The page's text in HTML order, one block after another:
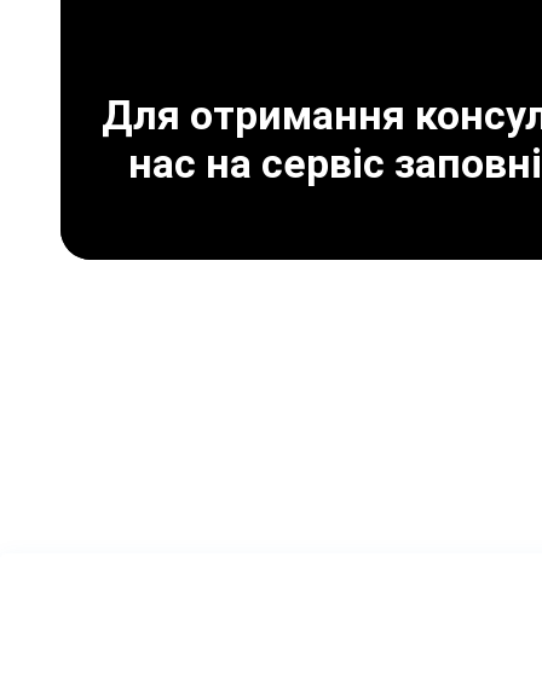
Для отримання
нас на сервіс